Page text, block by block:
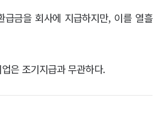
금을 회사에 지급하지만, 이를 열흘
은 조기지급과 무관하다.